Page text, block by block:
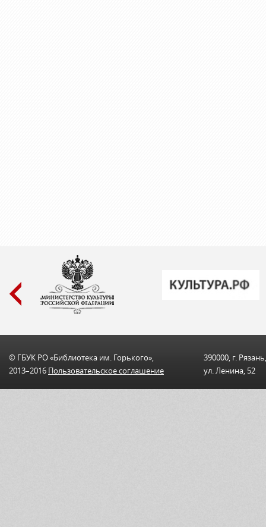
© ГБУК РО «Библиотека им. Горького»,
2013–2016 Пользовательскоe соглашениe
390000, г. Рязань,
ул. Ленина, 52